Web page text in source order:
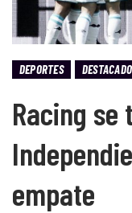
DEPORTES DESTACADO
Racing se
empate